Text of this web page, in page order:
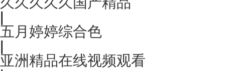
|
五月婷婷综合色
|
亚洲精品在线视频观看